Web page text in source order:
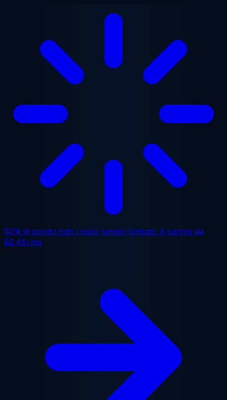
50% di sconto tutti i piani, tempo limitato. A partire da
$2.48/mo